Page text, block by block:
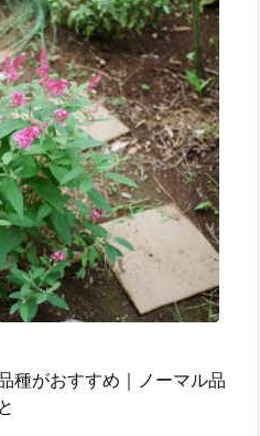
種がおすすめ｜ノーマル品